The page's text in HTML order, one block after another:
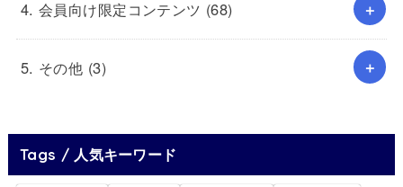
4. 会員向け限定コンテンツ (68)
5. その他 (3)
Tags / 人気キーワード